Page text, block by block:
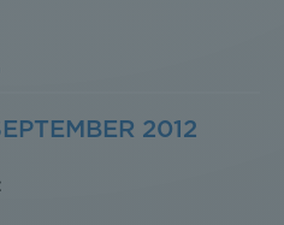
2012